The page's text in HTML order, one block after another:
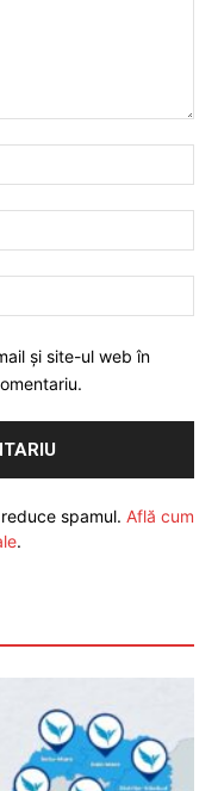
și site-ul web în
spamul. Află cum
.